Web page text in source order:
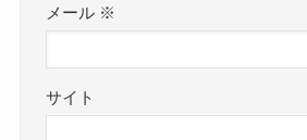
メール ※
サイト